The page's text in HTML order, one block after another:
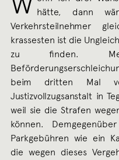
hätte, dann
Verkehrsteilnehmer
krassesten ist die
zu finden.
beim dritten Mal
Justizvollzugsanstalt in
weil sie die Strafen
können.
Parkgebühren wie ein
die wegen dieses